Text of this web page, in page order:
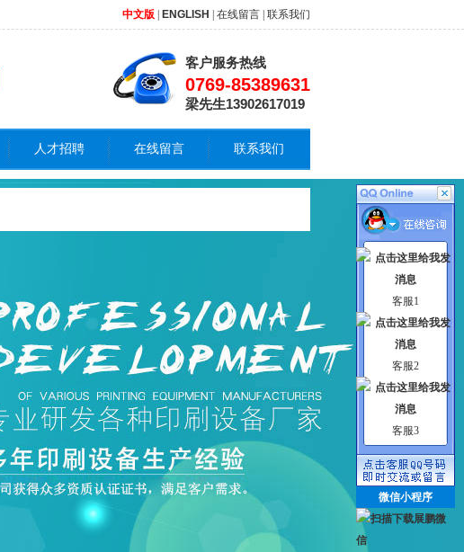
中文版 ENGLISH 在线留言 联系我们
客户服务热线
0769-85389631
梁先生13902617019
人才招聘 在线留言 联系我们
客服1
客服2
客服3
微信小程序